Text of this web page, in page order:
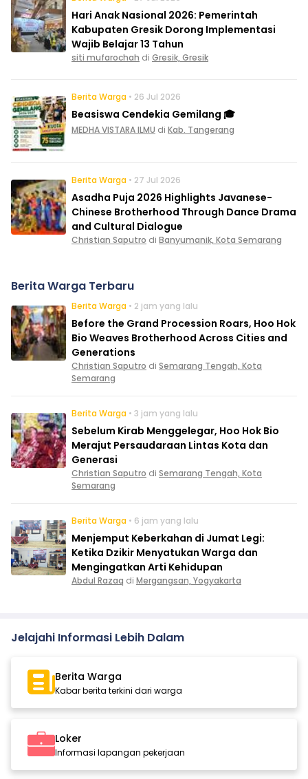
Hari Anak Nasional 2026: Pemerintah
Kabupaten Gresik Dorong Implementasi
Wajib Belajar 13 Tahun
siti mufarochah di Gresik, Gresik
Berita Warga • 26 Jul 2026
Beasiswa Cendekia Gemilang 🎓
MEDHA VISTARA ILMU di Kab. Tangerang
Berita Warga • 27 Jul 2026
Asadha Puja 2026 Highlights Javanese-
Chinese Brotherhood Through Dance Drama
and Cultural Dialogue
Christian Saputro di Banyumanik, Kota Semarang
Berita Warga Terbaru
Berita Warga • 2 jam yang lalu
Before the Grand Procession Roars, Hoo Hok
Bio Weaves Brotherhood Across Cities and
Generations
Christian Saputro di Semarang Tengah, Kota
Semarang
Berita Warga • 3 jam yang lalu
Sebelum Kirab Menggelegar, Hoo Hok Bio
Merajut Persaudaraan Lintas Kota dan
Generasi
Christian Saputro di Semarang Tengah, Kota
Semarang
Berita Warga • 6 jam yang lalu
Menjemput Keberkahan di Jumat Legi:
Ketika Dzikir Menyatukan Warga dan
Mengingatkan Arti Kehidupan
Abdul Razaq di Mergangsan, Yogyakarta
Jelajahi Informasi Lebih Dalam
Berita Warga
Kabar berita terkini dari warga
Loker
Informasi lapangan pekerjaan